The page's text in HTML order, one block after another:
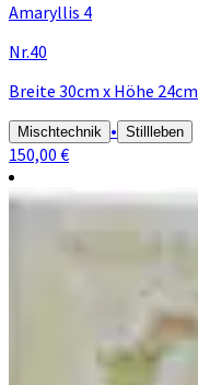
Amaryllis 4
Nr.40
Breite 30cm x Höhe 24cm
Mischtechnik • Stillleben
150,00 €